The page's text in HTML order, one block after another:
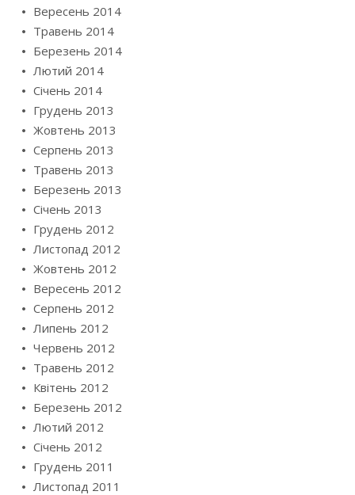
Вересень 2014
Травень 2014
Березень 2014
Лютий 2014
Січень 2014
Грудень 2013
Жовтень 2013
Серпень 2013
Травень 2013
Березень 2013
Січень 2013
Грудень 2012
Листопад 2012
Жовтень 2012
Вересень 2012
Серпень 2012
Липень 2012
Червень 2012
Травень 2012
Квітень 2012
Березень 2012
Лютий 2012
Січень 2012
Грудень 2011
Листопад 2011